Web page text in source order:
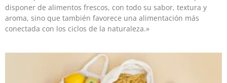
disponer de alimentos frescos, con todo su sabor, textura y
aroma, sino que también favorece una alimentación más
conectada con los ciclos de la naturaleza.»